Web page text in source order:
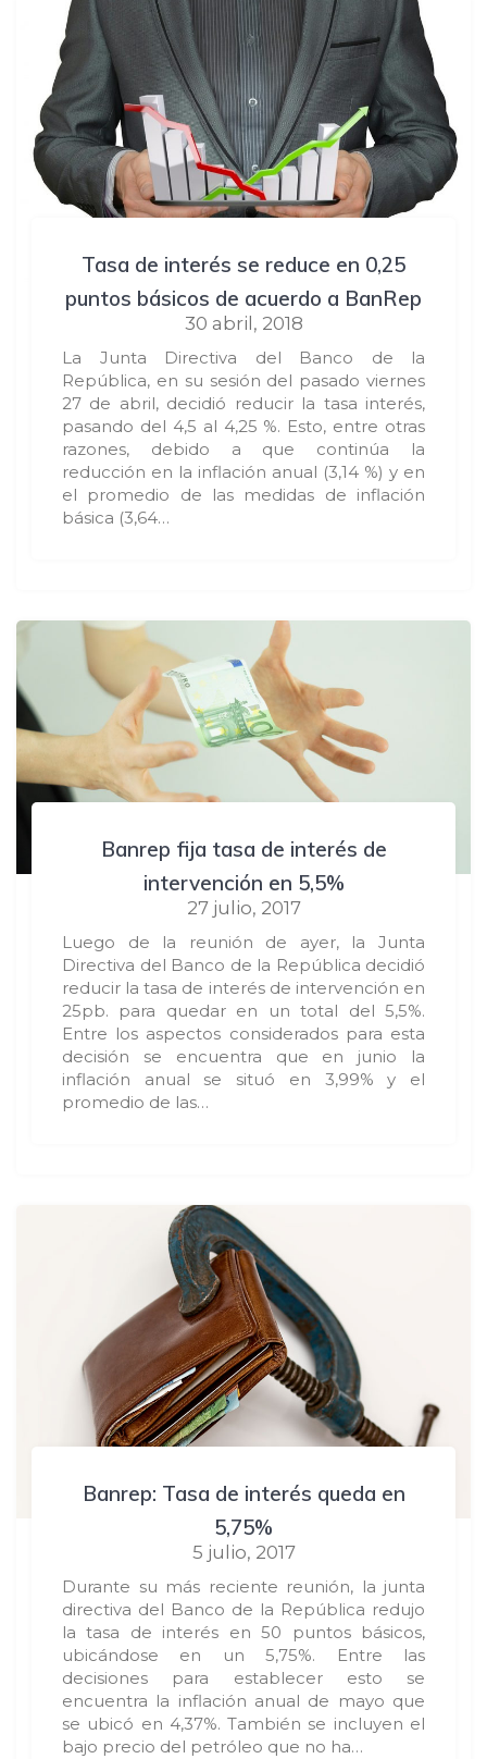
Tasa de interés se reduce en 0,25
puntos básicos de acuerdo a BanRep
30 abril, 2018
La Junta Directiva del Banco de la
República, en su sesión del pasado viernes
27 de abril, decidió reducir la tasa interés,
pasando del 4,5 al 4,25 %. Esto, entre otras
razones, debido a que continúa la
reducción en la inflación anual (3,14 %) y en
el promedio de las medidas de inflación
básica (3,64…
Banrep fija tasa de interés de
intervención en 5,5%
27 julio, 2017
Luego de la reunión de ayer, la Junta
Directiva del Banco de la República decidió
reducir la tasa de interés de intervención en
25pb. para quedar en un total del 5,5%.
Entre los aspectos considerados para esta
decisión se encuentra que en junio la
inflación anual se situó en 3,99% y el
promedio de las…
Banrep: Tasa de interés queda en
5,75%
5 julio, 2017
Durante su más reciente reunión, la junta
directiva del Banco de la República redujo
la tasa de interés en 50 puntos básicos,
ubicándose en un 5,75%. Entre las
decisiones para establecer esto se
encuentra la inflación anual de mayo que
se ubicó en 4,37%. También se incluyen el
bajo precio del petróleo que no ha…